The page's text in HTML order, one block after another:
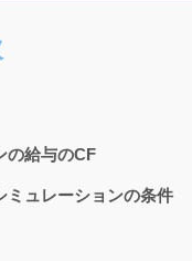
の給与のCF
ミュレーションの条件